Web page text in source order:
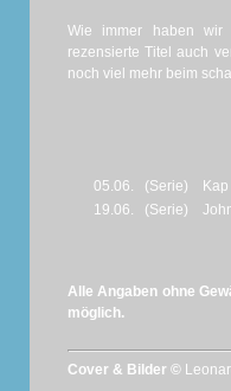
Wie immer haben
rezensierte Titel auch
noch viel mehr beim
05.06. (Serie)
19.06.
(Serie)
Alle Angaben ohne
möglich.
Cover & Bilder ©